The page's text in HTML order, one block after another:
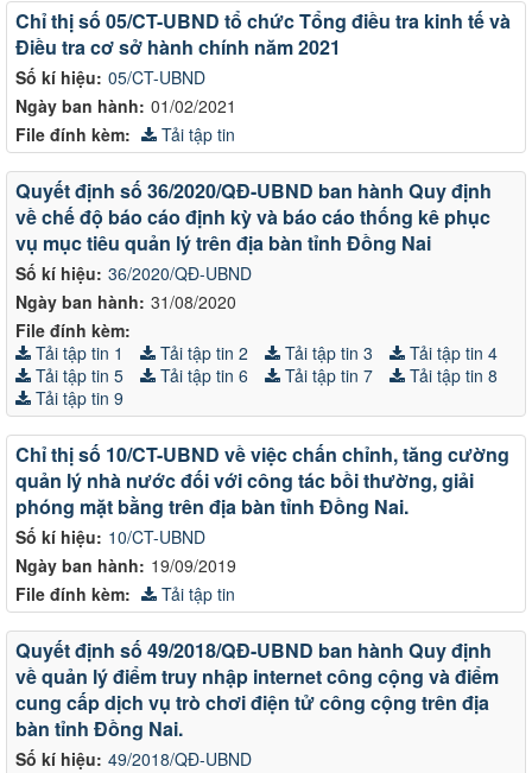
Số kí hiệu: 05/CT-UBND
Ngày ban hành: 01/02/2021
Chỉ thị số 05/CT-UBND tổ chức Tổng điều tra kinh tế và
Điều tra cơ sở hành chính năm 2021
File đính kèm: Tải tập tin
Số kí hiệu: 36/2020/QĐ-UBND
Ngày ban hành: 31/08/2020
Quyết định số 36/2020/QĐ-UBND ban hành Quy định
về chế độ báo cáo định kỳ và báo cáo thống kê phục
vụ mục tiêu quản lý trên địa bàn tỉnh Đồng Nai
File đính kèm:
Tải tập tin 1
Tải tập tin 2 Tải tập tin 3
Tải tập tin 4
Tải tập tin 5
Tải tập tin 6 Tải tập tin 7
Tải tập tin 8
Tải tập tin 9
Số kí hiệu: 10/CT-UBND
Ngày ban hành: 19/09/2019
Chỉ thị số 10/CT-UBND về việc chấn chỉnh, tăng cường
quản lý nhà nước đối với công tác bồi thường, giải
phóng mặt bằng trên địa bàn tỉnh Đồng Nai.
File đính kèm: Tải tập tin
Số kí hiệu: 49/2018/QĐ-UBND
Quyết định số 49/2018/QĐ-UBND ban hành Quy định
về quản lý điểm truy nhập internet công cộng và điểm
cung cấp dịch vụ trò chơi điện tử công cộng trên địa
bàn tỉnh Đồng Nai.